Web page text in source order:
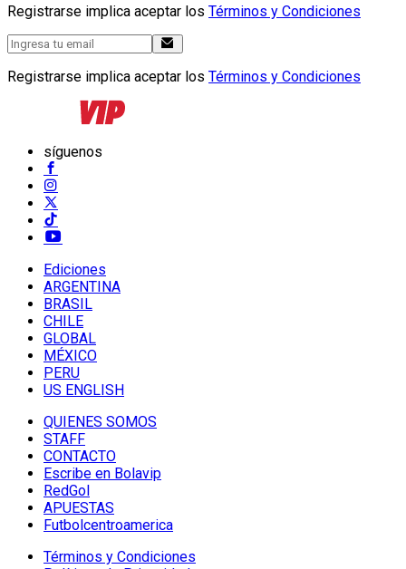
Registrarse implica aceptar los Términos y Condiciones
Registrarse implica aceptar los Términos y Condiciones
síguenos
Ediciones
ARGENTINA
BRASIL
CHILE
GLOBAL
MÉXICO
PERU
US ENGLISH
QUIENES SOMOS
STAFF
CONTACTO
Escribe en Bolavip
RedGol
APUESTAS
Futbolcentroamerica
Términos y Condiciones